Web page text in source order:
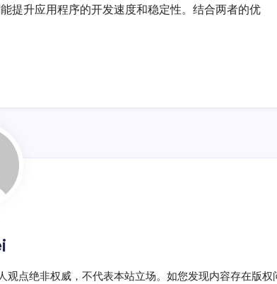
提升应用程序的开发速度和稳定性。结合两者的优
观点绝非权威，不代表本站立场。如您发现内容存在版权